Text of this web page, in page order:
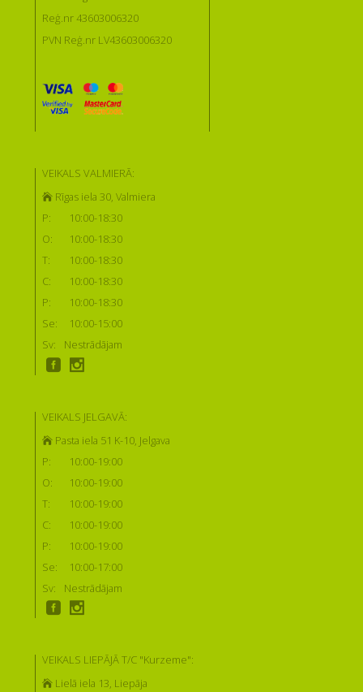
Reģ.nr 43603006320
PVN Reģ.nr LV43603006320
VEIKALS VALMIERĀ:
Rīgas iela 30, Valmiera
P:
10:00-18:30
O:
10:00-18:30
T:
10:00-18:30
C:
10:00-18:30
P:
10:00-18:30
Se:
10:00-15:00
Sv:
Nestrādājam
VEIKALS JELGAVĀ:
Pasta iela 51 K-10, Jelgava
P:
10:00-19:00
O:
10:00-19:00
T:
10:00-19:00
C:
10:00-19:00
P:
10:00-19:00
Se:
10:00-17:00
Sv:
Nestrādājam
VEIKALS LIEPĀJĀ T/C "Kurzeme":
Lielā iela 13, Liepāja